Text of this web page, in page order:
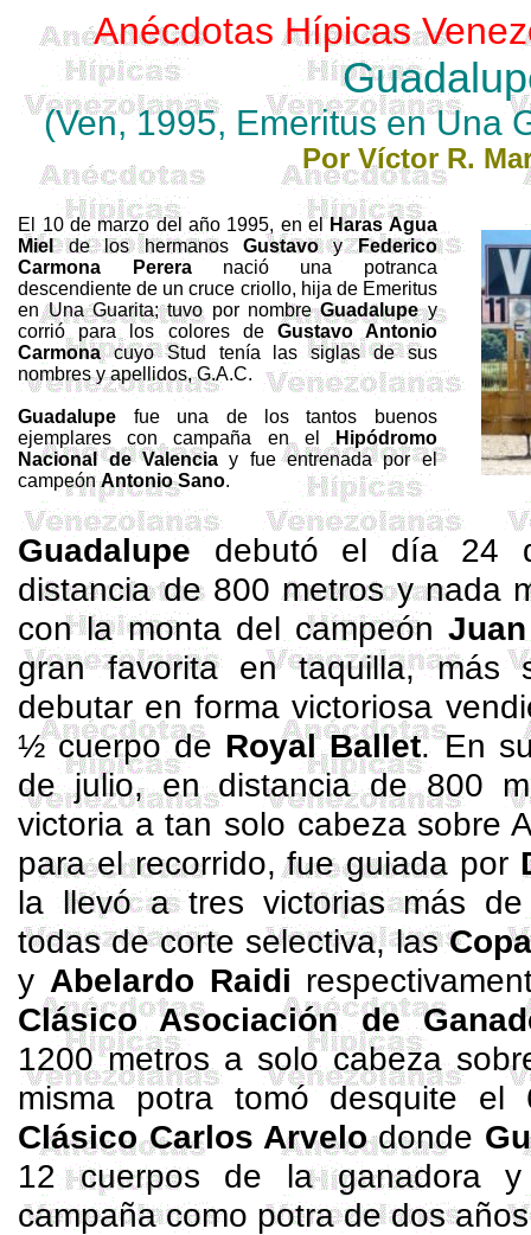
Anécdotas Hípicas
(Ven, 1995, Emeritusen Una
Por Víctor R.
El 10 de marzo del año 1995, en el Haras Agua
Mielde los hermanos GustavoyFederico
Carmona Pereranació una potranca
descendiente de un cruce criollo, hija de Emeritus
en UnaGuarita; tuvo por nombreGuadalupey
corrió para los colores de Gustavo Antonio
Carmonacuyo Stud tenía las siglas de sus
nombres y apellidos, G.A.C.
Guadalupe fue una de los tantos buenos
ejemplares con campaña en elHipódromo
Nacional de Valenciay fue entrenada por el
campeónAntonio Sano.
Guadalupe debutó el día 24
distancia de 800 metros y nada
con la monta del campeón
gran favorita en taquilla, más
debutar en forma victoriosa
½ cuerpo de Royal Ballet. En
de julio, en distancia de 800
victoria a tan solo cabeza sobre
para el recorrido, fue guiada por
la llevó a tres victorias más
todas de corte selectiva, las
y Abelardo Raidi
Clásico Asociación de
1200 metros a solo cabeza
misma potra tomó desquite
Clásico Carlos Arvelodonde
12 cuerpos de la ganadora
campaña como potra de dos